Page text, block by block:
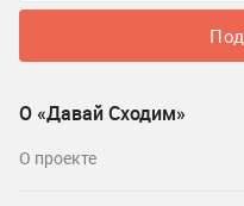
О «Давай Сходим»
О проекте